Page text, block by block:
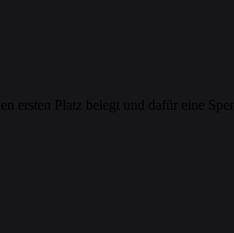
ersten Platz belegt und dafür eine